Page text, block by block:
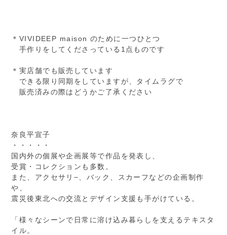
＊VIVIDEEP maison のために一つひとつ
手作りをしてくださっている1点ものです
＊実店舗でも販売しています
できる限り同期をしていますが、タイムラグで
販売済みの際はどうかご了承ください
奈良平宣子
・・・・・
国内外の個展や企画展等で作品を発表し、
受賞・コレクションも多数。
また、アクセサリ−、バック、スカーフなどの企画制作
や、
震災後東北への交流とデザイン支援も手がけている。
「様々なシーンで日常に溶け込み暮らしを支えるテキスタ
イル。